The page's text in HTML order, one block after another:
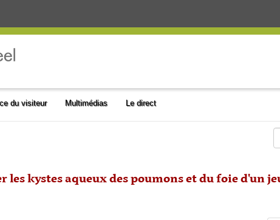
du visiteur Multimédias Le direct
kystes aqueux des poumons et du foie d'un